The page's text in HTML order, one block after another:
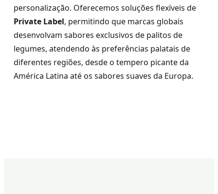
personalização. Oferecemos soluções flexíveis de
Private Label, permitindo que marcas globais
desenvolvam sabores exclusivos de palitos de
legumes, atendendo às preferências palatais de
diferentes regiões, desde o tempero picante da
América Latina até os sabores suaves da Europa.